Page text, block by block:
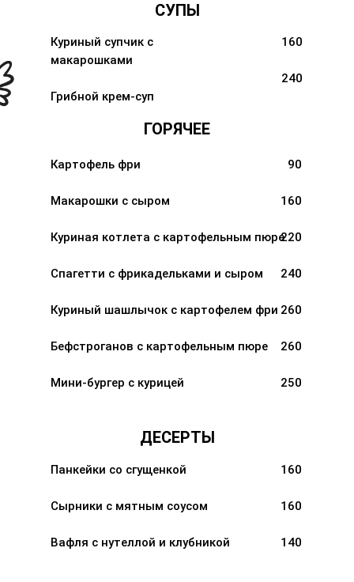
ГОРЯЧЕЕ
Картофель фри
Макарошки с сыром
Куриная котлета с картофельным пюре
Спагетти с фрикадельками и сыром
Куриный шашлычок с картофелем фри
Бефстроганов с картофельным пюре
Мини-бургер с курицей
90
160
220
240
260
260
250
СУПЫ
Куриный супчик с
макарошками
Грибной крем-суп
160
240
ДЕСЕРТЫ
Панкейки со сгущенкой
Сырники с мятным соусом
Вафля с нутеллой и клубникой
160
160
140